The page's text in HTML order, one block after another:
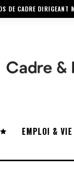
DE CADRE DIRIGEANT
EMPLOI &